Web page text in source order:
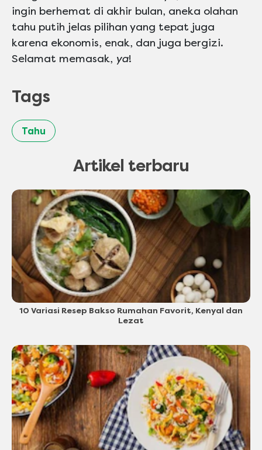
ingin berhemat di akhir bulan, aneka olahan
tahu putih jelas pilihan yang tepat juga
karena ekonomis, enak, dan juga bergizi.
Selamat memasak, ya!
Tags
Tahu
Artikel terbaru
10 Variasi Resep Bakso Rumahan Favorit, Kenyal dan
Lezat